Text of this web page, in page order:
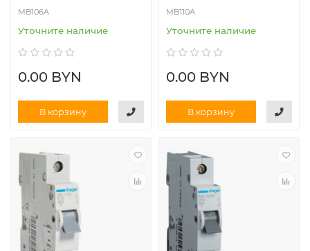
MB106A
Уточните наличие
0.00 BYN
В корзину
MB110A
Уточните наличие
0.00 BYN
В корзину